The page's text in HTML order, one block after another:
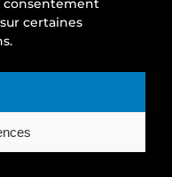
certaines
CGV